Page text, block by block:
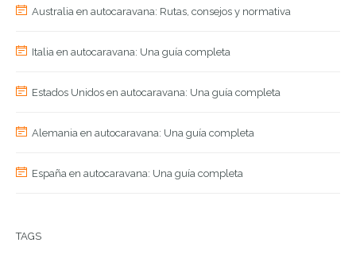
Australia en autocaravana: Rutas, consejos y normativa
Italia en autocaravana: Una guía completa
Estados Unidos en autocaravana: Una guía completa
Alemania en autocaravana: Una guía completa
España en autocaravana: Una guía completa
TAGS